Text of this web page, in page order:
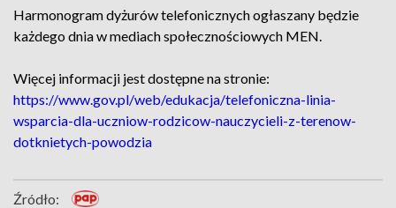
Harmonogram dyżurów telefonicznych ogłaszany będzie
każdego dnia w mediach społecznościowych MEN.
Więcej informacji jest dostępne na stronie:
https://www.gov.pl/web/edukacja/telefoniczna-linia-
wsparcia-dla-uczniow-rodzicow-nauczycieli-z-terenow-
dotknietych-powodzia
Źródło: